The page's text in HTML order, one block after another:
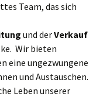
Team, das sich
und derVerkauf
Wir bieten
eine ungezwungene
und Austauschen.
Leben unserer